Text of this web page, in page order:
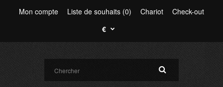
Mon compte Liste de souhaits (0) Chariot
Check-out
€